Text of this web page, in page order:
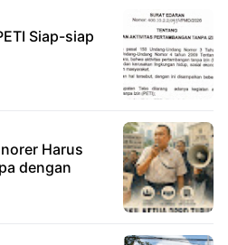
Siap-siap
Harus
dengan